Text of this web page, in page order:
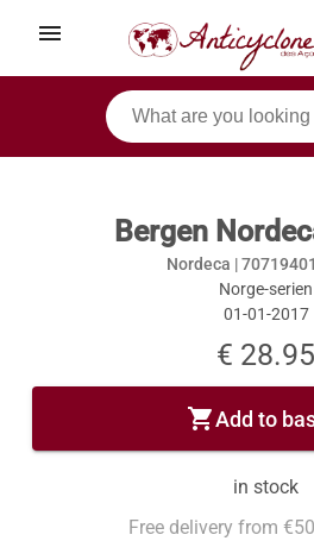
menu
Bergen
Nordeca |
Norge-serien
01-01-2017
€ 28.95
shopping_cartAdd to
in stock
Free delivery from €50